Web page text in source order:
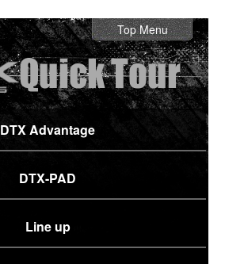
Top Menu
DTX Advantage
DTX-PAD
Line up